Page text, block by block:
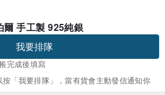
爾 手工製 925純銀
我要排隊
完成後填寫
「我要排隊」，當有貨會主動發信通知你